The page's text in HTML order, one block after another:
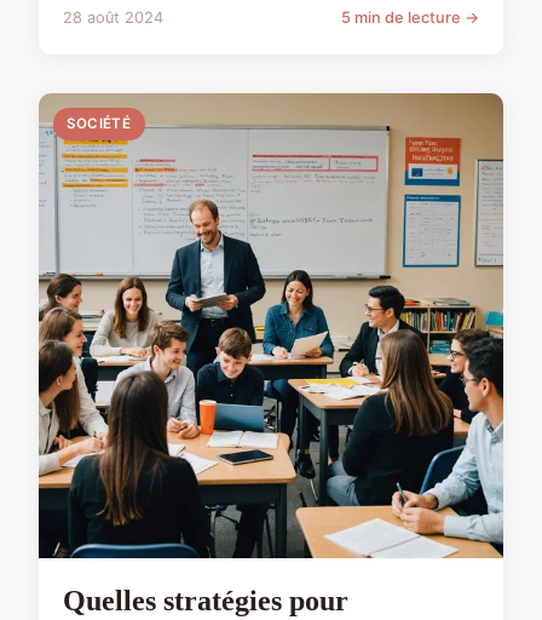
28 août 2024 5 min de lecture →
SOCIÉTÉ
Quelles stratégies pour